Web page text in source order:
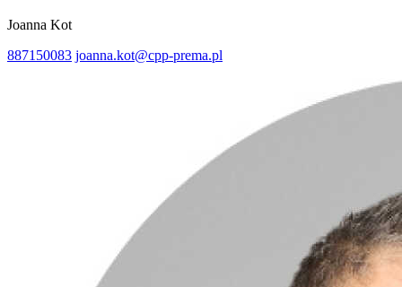
Joanna Kot
887150083 joanna.kot@cpp-prema.pl